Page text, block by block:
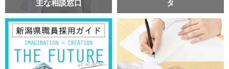
主な相談窓口
タ